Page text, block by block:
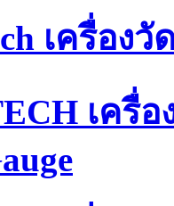
เครื่อง
เครื่